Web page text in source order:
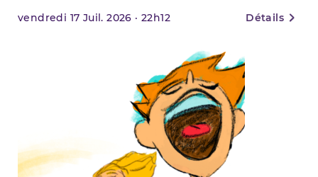
vendredi 17 Juil. 2026 ·22h12 Détails